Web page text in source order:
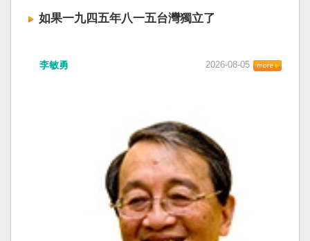
如果一九四五年八一五台灣獨立了
李敏勇 2026-08-05